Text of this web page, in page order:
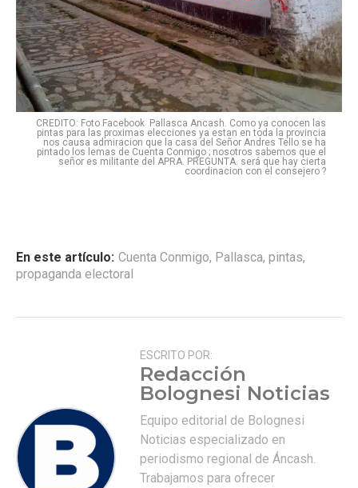
CREDITO: Foto Facebook Pallasca Ancash. Como ya conocen las
pintas para las proximas elecciones ya estan en toda la provincia
nos causa admiracion que la casa del Señor Andres Tello se ha
pintado los lemas de Cuenta Conmigo ; nosotros sabemos que el
señor es militante del APRA. PREGUNTA. será que hay cierta
coordinacion con el consejero ?
En este artículo: Cuenta Conmigo, Pallasca, pintas,
propaganda electoral
ESCRITO POR:
Redacción
Bolognesi Noticias
Equipo editorial de Bolognesi
Noticias especializado en
periodismo regional de Áncash.
Trabajamos para ofrecer